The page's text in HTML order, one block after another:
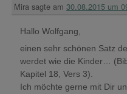
Mira sagte am 30.08.2015 um
Hallo Wolfgang,
einen sehr schönen Satz
werdet wie die Kinder…
Kapitel 18, Vers 3).
Ich möchte gerne mit Dir